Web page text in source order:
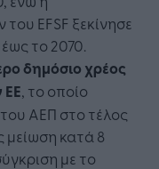
EFSF ξεκίνησε
το 2070.
δημόσιο χρέος
, το οποίο
ΑΕΠ στο τέλος
κατά 8
με το